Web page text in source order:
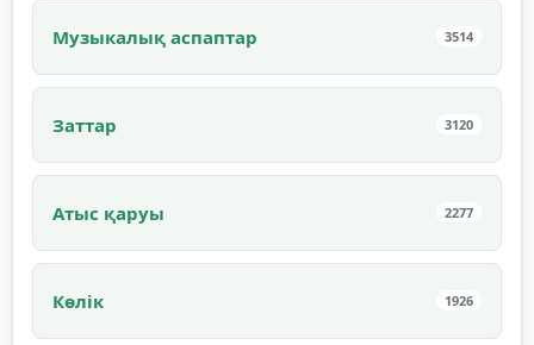
Музыкалық аспаптар 3514
Заттар 3120
Атыс қаруы 2277
Көлік 1926